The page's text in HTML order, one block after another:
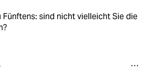
Fünftens: sind nicht vielleicht Sie die